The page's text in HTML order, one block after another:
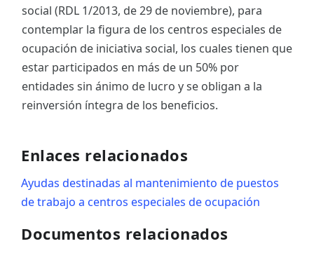
social (RDL 1/2013, de 29 de noviembre), para
contemplar la figura de los centros especiales de
ocupación de iniciativa social, los cuales tienen que
estar participados en más de un 50% por
entidades sin ánimo de lucro y se obligan a la
reinversión íntegra de los beneficios.
Enlaces relacionados
Ayudas destinadas al mantenimiento de puestos
de trabajo a centros especiales de ocupación
Documentos relacionados